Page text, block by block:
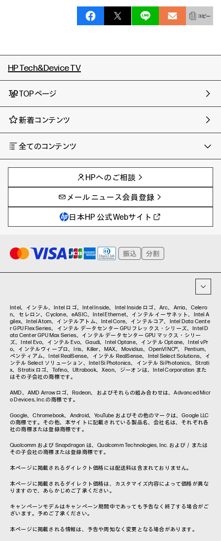
HP Tech&Device TV
TOPページ
新着コンテンツ
全てのコンテンツ
AIの進化と活用事例
製品トレンド & レビュー
サイバーセキュリティ
教育とテクノロジー
ハイブリッドワーク
プリンター
事例
イベントレポート
AI PC
AIワークステーション
Poly
WXP（DEXツール）
タグ一覧
HPへのご相談
メールニュース会員登録
日本HP 公式Webサイト
Intel、インテル、Intel ロゴ、Intel Inside、Intel Inside ロゴ、Arc、Arria、Celero
n、セレロン、Cyclone、eASIC、Intel Ethernet、インテル イーサネット、Intel A
gilex、Intel Atom、インテルアトム、Intel Core、インテルコア、Intel Data Cente
r GPU Flex Series、インテル データセンター GPU フレックス・シリーズ、Intel D
ata Center GPU Max Series、インテル データセンター GPU マックス・シリー
ズ、Intel Evo、インテル Evo、Gaudi、Intel Optane、インテル Optane、Intel vPr
o、インテルヴィープロ、Iris、Killer、MAX、Movidius、OpenVINO™、 Pentium、
ペンティアム、Intel RealSense、インテル RealSense、Intel Select Solutions、イ
ンテル Select ソリューション、Intel Si Photonics、インテル Si Photonics、Strati
x、Stratix ロゴ、Tofino、Ultrabook、Xeon、ジーオンは、Intel Corporation また
はその子会社の商標です。
AMD、AMD Arrowロゴ、Radeon、およびそれらの組み合わせは、Advanced Micr
o Devices, Inc.の商標です。
Google、Chromebook、Android、YouTube およびその他のマークは、Google LLC
の商標です。その他、本サイトに記載されている製品名、会社名は、それぞれ各
社の商標または登録商標です。
Qualcomm および Snapdragon は、Qualcomm Technologies, Inc. および／または
その子会社の商標または登録商標です。
本ページに掲載されるダイレクト価格には配送料は含まれておりません。
本ページに掲載されるダイレクト価格は、カスタマイズ内容によって価格が異な
りますので、あらかじめご了承ください。
キャンペーンモデルはキャンペーン期間中であっても予告なく終了する場合がご
ざいます。予めご了承ください。
本ページに掲載される情報は、予告や周知なく変更となる場合があります。